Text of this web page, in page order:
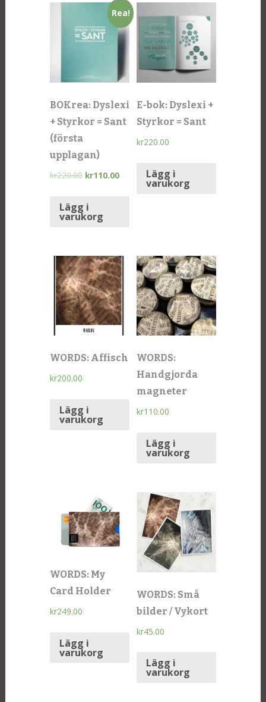
Rea!
BOKrea: Dyslexi
+ Styrkor = Sant
(första
upplagan)
kr220.00 kr110.00
Lägg i
varukorg
E-bok: Dyslexi +
Styrkor = Sant
kr220.00
Lägg i
varukorg
WORDS: Affisch
kr200.00
Lägg i
varukorg
WORDS:
Handgjorda
magneter
kr110.00
Lägg i
varukorg
WORDS: My
Card Holder
kr249.00
Lägg i
varukorg
WORDS: Små
bilder / Vykort
kr45.00
Lägg i
varukorg